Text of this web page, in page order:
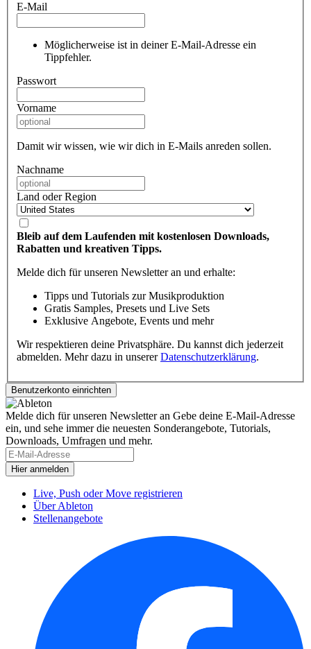
E-Mail
Möglicherweise ist in deiner E-Mail-Adresse ein
Tippfehler.
Passwort
Vorname
Damit wir wissen, wie wir dich in E-Mails anreden sollen.
Nachname
Land oder Region
Bleib auf dem Laufenden mit kostenlosen Downloads,
Rabatten und kreativen Tipps.
Melde dich für unseren Newsletter an und erhalte:
Tipps und Tutorials zur Musikproduktion
Gratis Samples, Presets und Live Sets
Exklusive Angebote, Events und mehr
Wir respektieren deine Privatsphäre. Du kannst dich jederzeit
abmelden. Mehr dazu in unsererDatenschutzerklärung.
Melde dich für unseren Newsletter an Gebe deine E-Mail-Adresse
ein, und sehe immer die neuesten Sonderangebote, Tutorials,
Downloads, Umfragen und mehr.
Live, Push oder Move registrieren
Über Ableton
Stellenangebote